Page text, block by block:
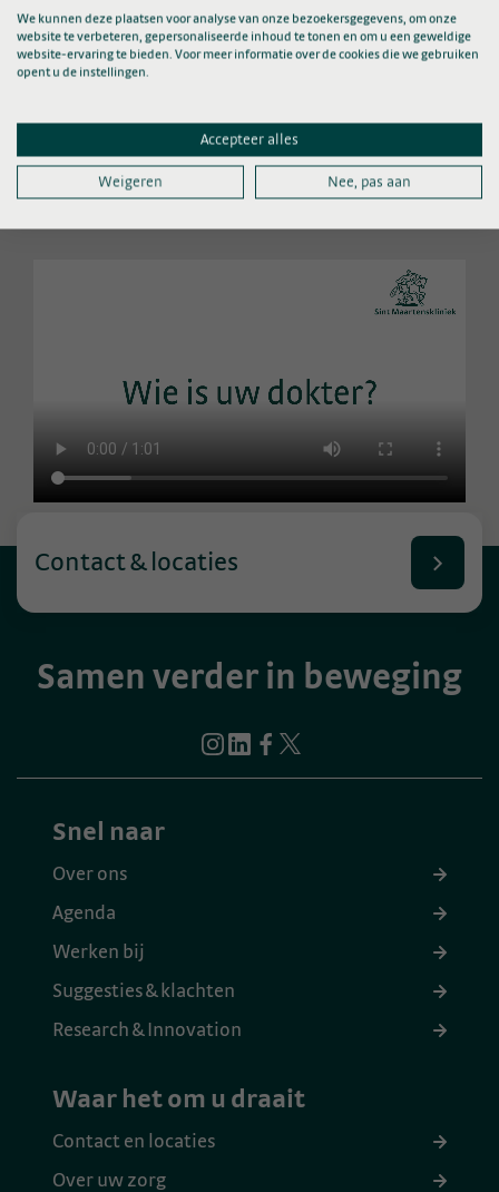
de Nederlandse Vereniging voor Kinderreumatologie
(NVKR), sinds 2019 als secretaris
de European Society for Immunodeficiency (ESID)
de International Society of Systemic Auto-
Inflammatory Disease (ISSAID)
Samen verder in beweging
Contact & locaties
Snel naar
Over ons
Agenda
Werken bij
Suggesties & klachten
Research & Innovation
Waar het om u draait
Contact en locaties
Over uw zorg
We kunnen deze plaatsen voor analyse van onze bezoekersgegevens, om onze
website te verbeteren, gepersonaliseerde inhoud te tonen en om u een geweldige
website-ervaring te bieden. Voor meer informatie over de cookies die we gebruiken
opent u de instellingen.
Accepteer alles
Weigeren Nee, pas aan